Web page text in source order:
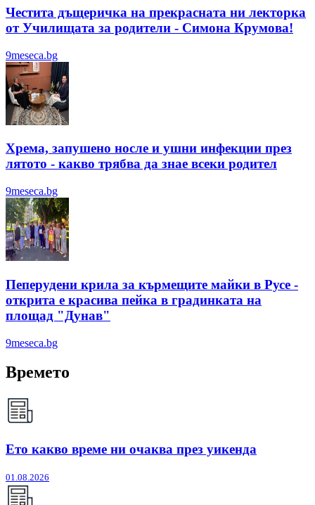
Честита дъщеричка на прекрасната ни лекторка
от Училищата за родители - Симона Крумова!
9meseca.bg
Хрема, запушено носле и ушни инфекции през
лятотo - какво трябва да знае всеки родител
9meseca.bg
Пеперудени крила за кърмещите майки в Русе -
открита е красива пейка в градинката на
площад "Дунав"
9meseca.bg
Времето
Ето какво време ни очаква през уикенда
01.08.2026